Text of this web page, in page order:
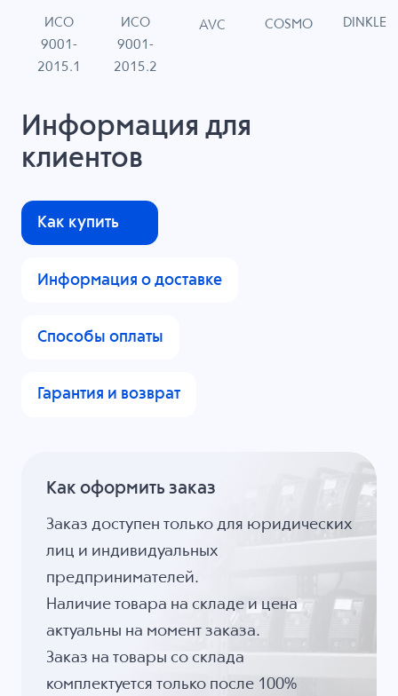
ИСО
9001-
2015.1
ИСО
9001-
2015.2
AVC COSMO DINKLE
Информация для
клиентов
Как купить
Информация о доставке
Способы оплаты
Гарантия и возврат
Как оформить заказ
Заказ доступен только для юридических
лиц и индивидуальных
предпринимателей.
Наличие товара на складе и цена
актуальны на момент заказа.
Заказ на товары со склада
комплектуется только после 100%